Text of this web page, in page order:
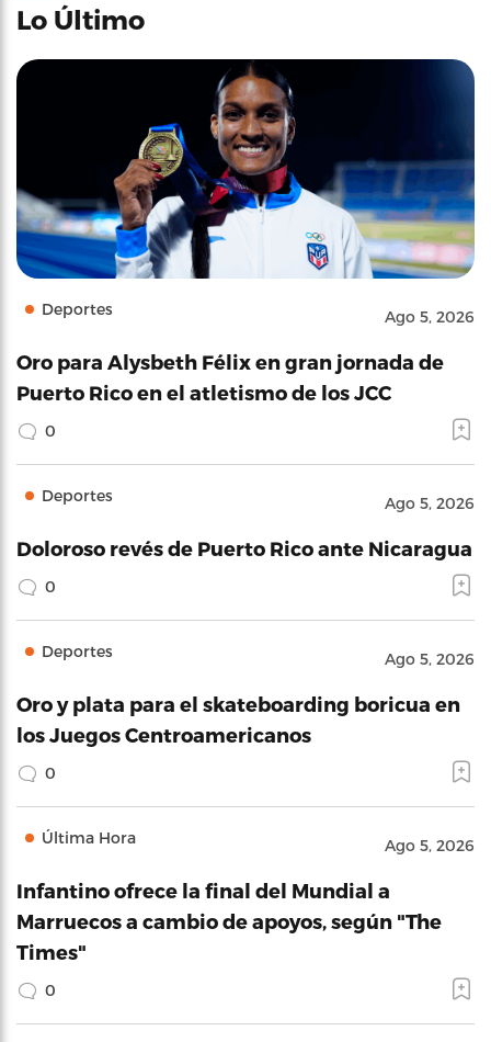
Lo Último
Deportes Ago 5, 2026
Oro para Alysbeth Félix en gran jornada de
Puerto Rico en el atletismo de los JCC
0
Deportes Ago 5, 2026
Doloroso revés de Puerto Rico ante Nicaragua
0
Deportes Ago 5, 2026
Oro y plata para el skateboarding boricua en
los Juegos Centroamericanos
0
Última Hora Ago 5, 2026
Infantino ofrece la final del Mundial a
Marruecos a cambio de apoyos, según "The
Times"
0